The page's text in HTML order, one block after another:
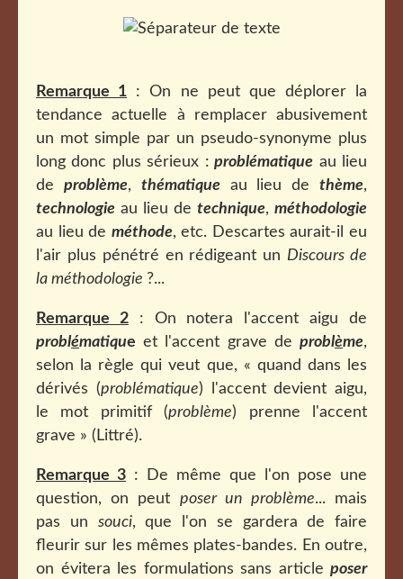
Remarque 1 : On ne peut que déplorer la
tendance actuelle à remplacer abusivement
un mot simple par un pseudo-synonyme plus
long donc plus sérieux : problématique au lieu
de problème, thématiqueau lieu dethème,
technologie au lieu de technique, méthodologie
au lieu de méthode, etc. Descartes aurait-il eu
l'air plus pénétré en rédigeant un Discours de
la méthodologie ?...
Remarque 2: On notera l'accent aigu de
problématique et l'accent grave de problème,
selon la règle qui veut que, « quand dans les
dérivés (problématique) l'accent devient aigu,
le mot primitif (problème) prenne l'accent
grave » (Littré).
Remarque 3 : De même que l'on pose une
question, on peut poser un problème... mais
pas un souci, que l'on se gardera de faire
fleurir sur les mêmes plates-bandes. En outre,
on évitera les formulations sans article poser